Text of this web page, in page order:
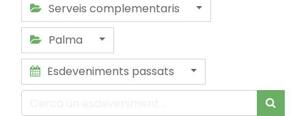
Serveis complementaris
Palma
Esdeveniments passats